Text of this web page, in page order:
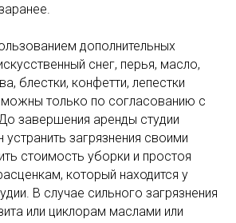
дополнительных
снег, перья, масло,
блестки, конфетти, лепестки
только по согласованию с
завершения аренды студии
загрязнения своими
стоимость уборки и простоя
который находится у
В случае сильного загрязнения
или циклорам маслами или